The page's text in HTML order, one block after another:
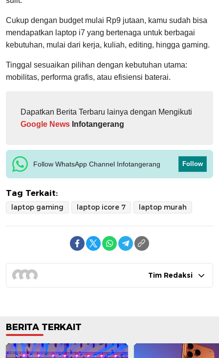
Cukup dengan budget mulai Rp9 jutaan, kamu sudah bisa
mendapatkan laptop i7 yang bertenaga untuk berbagai
kebutuhan, mulai dari kerja, kuliah, editing, hingga gaming.
Tinggal sesuaikan pilihan dengan kebutuhan utama:
mobilitas, performa grafis, atau efisiensi baterai.
Dapatkan Berita Terbaru lainya dengan Mengikuti
Google News Infotangerang
Follow WhatsApp Channel Infotangerang Follow
Tag Terkait:
laptop gaming laptop icore 7 laptop murah
Tim Redaksi
BERITA TERKAIT